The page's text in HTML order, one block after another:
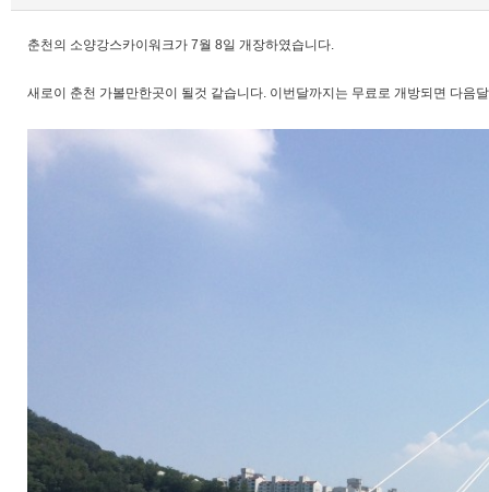
춘천의 소양강스카이워크가 7월 8일 개장하였습니다.
새로이 춘천 가볼만한곳이 될것 같습니다. 이번달까지는 무료로 개방되면 다음